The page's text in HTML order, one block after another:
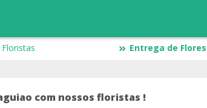
Entrega de
com nossos floristas !